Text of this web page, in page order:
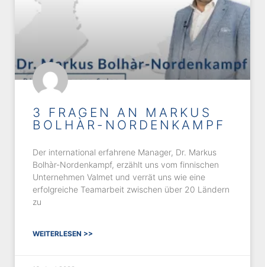
3 FRAGEN AN MARKUS
BOLHÀR-NORDENKAMPF
Der international erfahrene Manager, Dr. Markus
Bolhàr-Nordenkampf, erzählt uns vom finnischen
Unternehmen Valmet und verrät uns wie eine
erfolgreiche Teamarbeit zwischen über 20 Ländern
zu
WEITERLESEN >>